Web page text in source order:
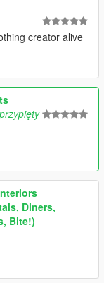
creator alive
Diners,
Bite!)